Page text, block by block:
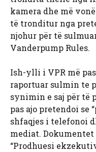
kamera dhe më
të tronditur nga
njohur për të
Vanderpump Rules.
Ish-ylli i VPR më
raportuar sulmin te
synimin e saj për të
pas ajo pretendoi
shfaqjes i telefonoi
mediat.
“Prodhuesi